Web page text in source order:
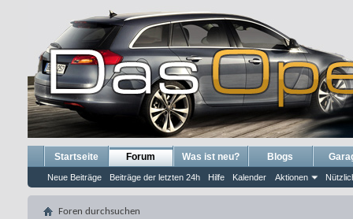
Startseite Forum
Neue Beiträge Beiträge der letzten 24h Hilfe Kalender Aktionen
Was ist neu? Blogs
Foren durchsuchen